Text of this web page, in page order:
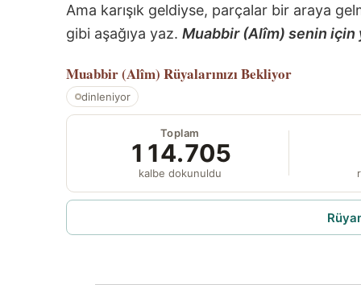
Ama karışık geldiyse, parçalar bir araya
gibi aşağıya yaz. Muabbir (Alîm) senin için
Muabbir (Alîm) Rüyalarınızı Bekliyor
dinleniyor
Toplam
114.705
kalbe dokunuldu